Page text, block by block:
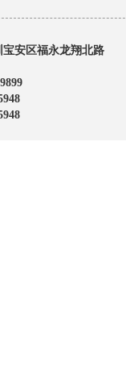
安区福永龙翔北路